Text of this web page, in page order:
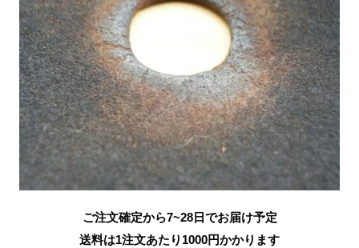
ご注文確定から7~28日でお届け予定
送料は1注文あたり 1000円かかります